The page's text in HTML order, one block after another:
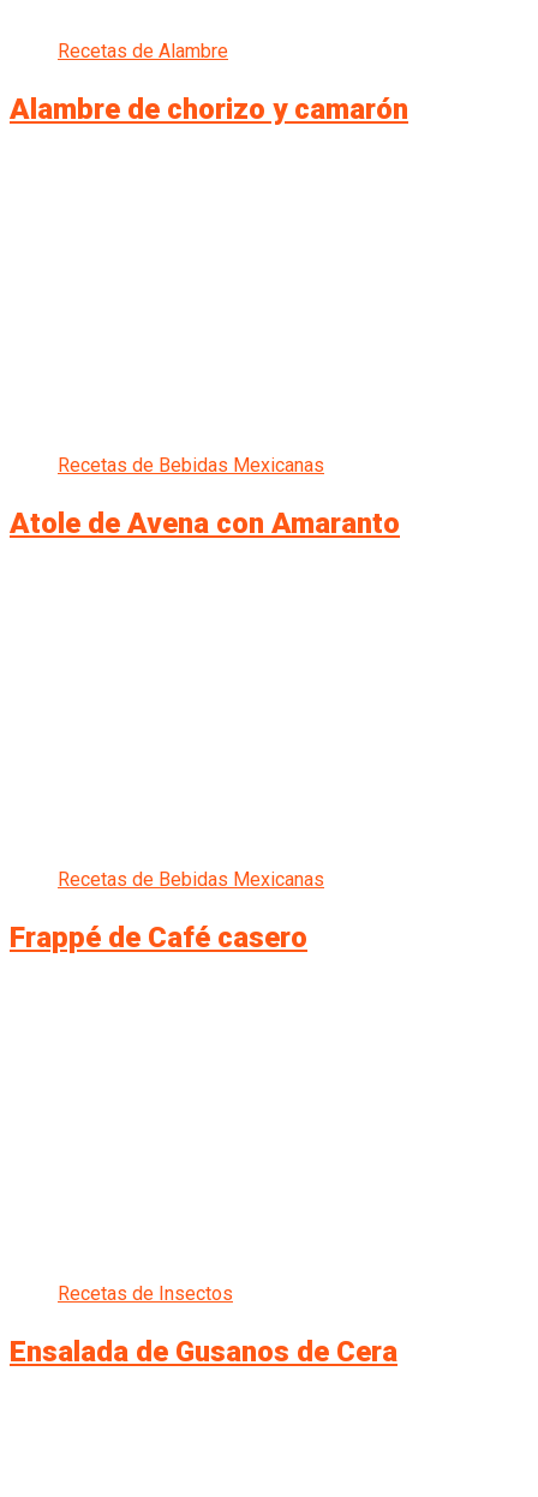
Recetas de Alambre
Alambre de chorizo y camarón
Recetas de Bebidas Mexicanas
Atole de Avena con Amaranto
Recetas de Bebidas Mexicanas
Frappé de Café casero
Recetas de Insectos
Ensalada de Gusanos de Cera